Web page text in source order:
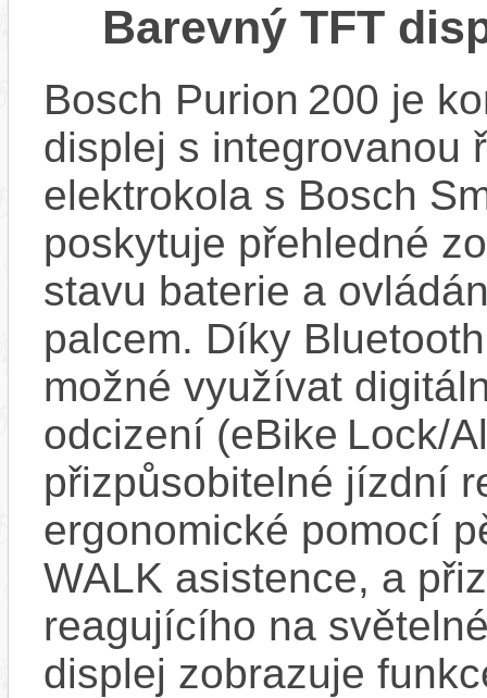
Barevný TFT
Bosch Purion 200 je
displej s integrovanou
elektrokola s Bosch
poskytuje přehledné
stavu baterie a
palcem. Díky
možné využívat
odcizení (eBike Lock/
přizpůsobitelné jízdní
ergonomické pomocí
WALK asistence, a
reagujícího na
displej zobrazuje